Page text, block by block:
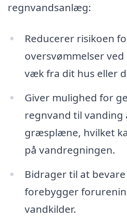
regnvandsanlæg:
Reducerer risikoen
oversvømmelser
væk fra dit hus eller
Giver mulighed for
regnvand til vanding
græsplæne, hvilket
på vandregningen.
Bidrager til at
forebygger
vandkilder.